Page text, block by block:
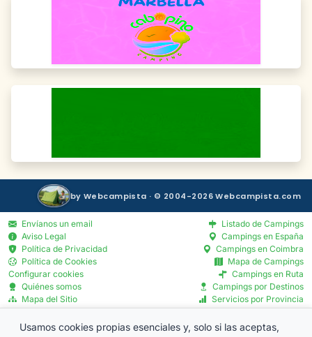
by Webcampista · © 2004-2026 Webcampista.com
Envíanos un email
Aviso Legal
Política de Privacidad
Política de Cookies
Configurar cookies
Quiénes somos
Mapa del Sitio
Blog
Menú Profesionales
Listado de Campings
Campings en España
Campings en Coimbra
Mapa de Campings
Campings en Ruta
Campings por Destinos
Servicios por Provincia
Usamos cookies propias esenciales y, solo si las aceptas,